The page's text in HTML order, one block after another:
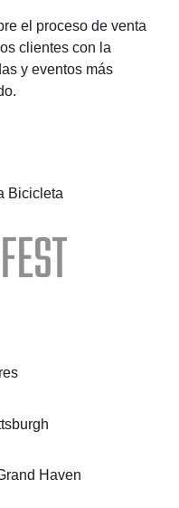
el proceso de venta
clientes con la
y eventos más